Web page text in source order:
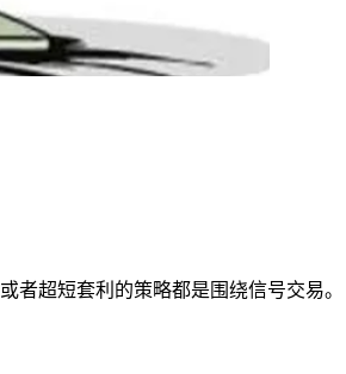
者超短套利的策略都是围绕信号交易。